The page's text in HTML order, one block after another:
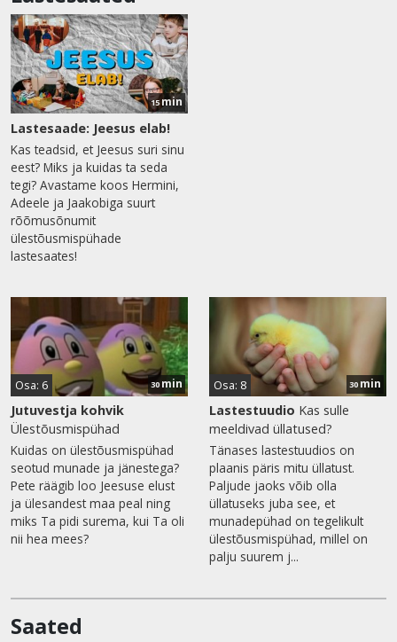
15 min
Lastesaade: Jeesus elab!
Kas teadsid, et Jeesus suri sinu
eest? Miks ja kuidas ta seda
tegi? Avastame koos Hermini,
Adeele ja Jaakobiga suurt
rõõmusõnumit
ülestõusmispühade
lastesaates!
30 min
Osa: 6
Jutuvestja kohvik
Ülestõusmispühad
Kuidas on ülestõusmispühad
seotud munade ja jänestega?
Pete räägib loo Jeesuse elust
ja ülesandest maa peal ning
miks Ta pidi surema, kui Ta oli
nii hea mees?
30 min
Osa: 8
Lastestuudio Kas sulle
meeldivad üllatused?
Tänases lastestuudios on
plaanis päris mitu üllatust.
Paljude jaoks võib olla
üllatuseks juba see, et
munadepühad on tegelikult
ülestõusmispühad, millel on
palju suurem j...
Saated